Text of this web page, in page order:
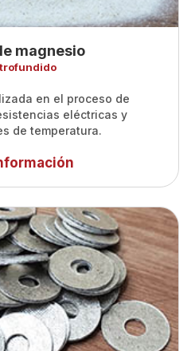
magnesio
en el proceso de
eléctricas y
de temperatura.